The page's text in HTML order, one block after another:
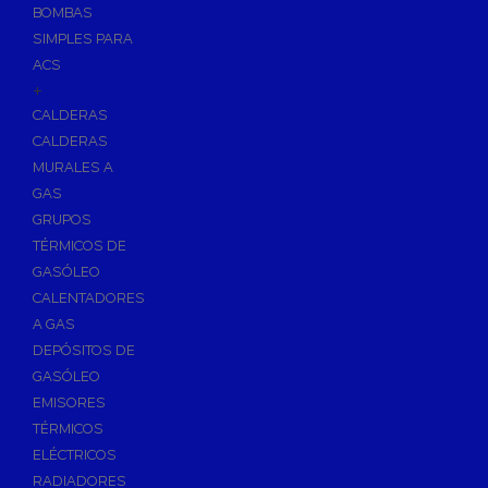
Sumideros para Piscinas
Accesorios para Piscinas
Productos Químicos para Piscinas
Reguladores de PH
Antialgas para Piscinas
Floculante para Piscinas
Cloro para Piscinas
Desinfección de Piscinas sin Cloro
Invernaje de Piscinas
Limpiadores de Piscinas
Kits Analizadores
Dosificadores
Riego, Jardín y Fuentes
BOMBAS
SIMPLES PARA
ACS
+
CALDERAS
CALDERAS
MURALES A
GAS
GRUPOS
TÉRMICOS DE
GASÓLEO
CALENTADORES
A GAS
DEPÓSITOS DE
GASÓLEO
EMISORES
TÉRMICOS
ELÉCTRICOS
RADIADORES